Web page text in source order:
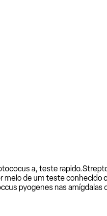
a, teste rapido.
de um teste
pyogenes nas